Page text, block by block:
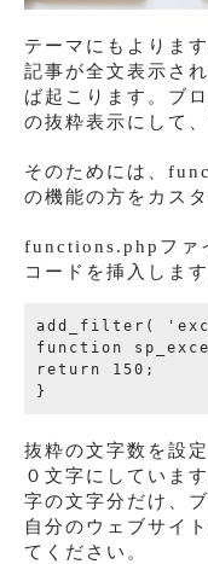
テーマにもよりま
記事が全文表示さ
ば起こります。ブ
の抜粋表示にして
そのためには、
の機能の方をカス
functions.phpファ
コードを挿入します
add_filter(
function
return 150;
抜粋の文字数を設
０文字にしていま
字の文字分だけ、
自分のウェブサイ
てください。